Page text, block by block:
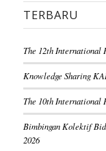
TERBARU
The 12th International
Knowledge Sharing
The 10th International
Bimbingan Kolektif
2026